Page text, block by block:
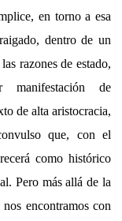
en torno a esa
dentro de un
razones de estado,
manifestación de
de alta aristocracia,
que, con el
como histórico
Pero más allá de la
encontramos con